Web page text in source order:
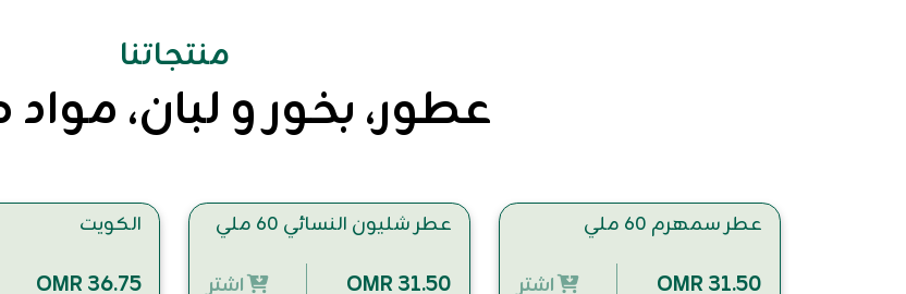
منتجاتنا
عطور، بخور و لبان،
عطر سمهرم 60 ملي
OMR 31.50
اشتر
عطر شليون النسائي 60 ملي
OMR 31.50
اشتر
الكويت
OMR 36.75